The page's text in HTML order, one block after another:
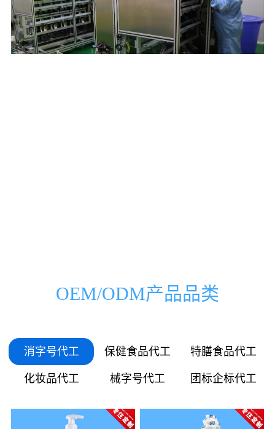
1332
1665
1998
2000
3000
06
08
072
109
145
181
OEM/ODM产品品类
消字号代工 保健食品代工 特膳食品代工
化妆品代工 械字号代工 团标企标代工